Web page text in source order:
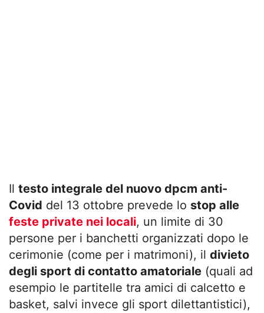
Il testo integrale del nuovo dpcm anti-
Covid del 13 ottobre prevede lo stop alle
feste private nei locali, un limite di 30
persone per i banchetti organizzati dopo le
cerimonie (come per i matrimoni), il divieto
degli sport di contatto amatoriale (quali ad
esempio le partitelle tra amici di calcetto e
basket, salvi invece gli sport dilettantistici),